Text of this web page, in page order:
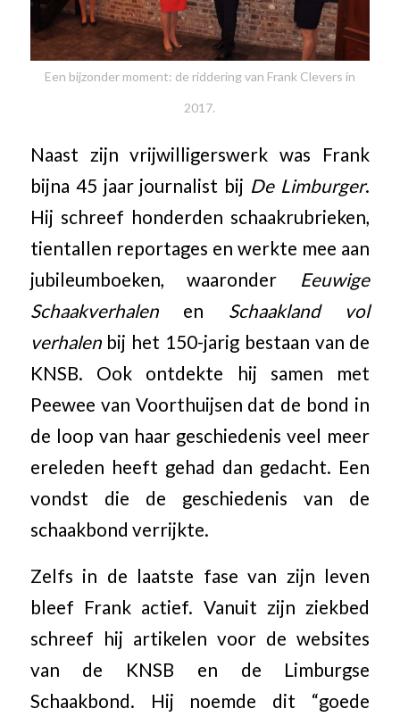
Een bijzonder moment: de riddering van Frank Clevers in
2017.
Naast zijn vrijwilligerswerk was Frank
bijna 45 jaar journalist bij De Limburger.
Hij schreef honderden schaakrubrieken,
tientallen reportages en werkte mee aan
jubileumboeken, waaronder Eeuwige
Schaakverhalenen Schaakland vol
verhalenbij het 150-jarig bestaan van de
KNSB. Ook ontdekte hij samen met
Peewee van Voorthuijsen dat de bond in
de loop van haar geschiedenis veel meer
ereleden heeft gehad dan gedacht. Een
vondst die de geschiedenis van de
schaakbond verrijkte.
Zelfs in de laatste fase van zijn leven
bleef Frank actief. Vanuit zijn ziekbed
schreef hij artikelen voor de websites
van de KNSB en de Limburgse
Schaakbond. Hij noemde dit “goede